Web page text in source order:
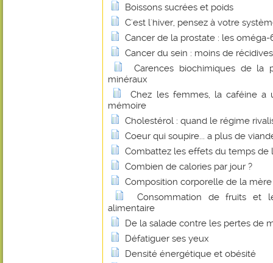
Boissons sucrées et poids
C'est l'hiver, pensez à votre
Cancer de la prostate : les oméga-
Cancer du sein : moins de
Carences biochimiques de la
minéraux
Chez les femmes, la caféine
mémoire
Cholestérol : quand le régime
Coeur qui soupire... a plus de
Combattez les effets du temps de
Combien de calories par jour ?
Composition corporelle de la
Consommation de fruits et
alimentaire
De la salade contre les pertes de
Défatiguer ses yeux
Densité énergétique et obésité